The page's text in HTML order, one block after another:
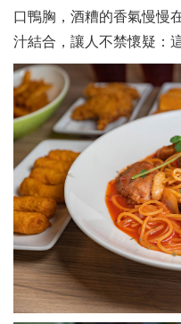
口鴨胸，酒糟的香氣慢慢
汁結合，讓人不禁懷疑：